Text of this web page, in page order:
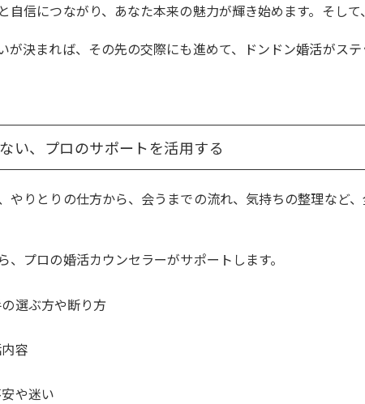
自信につながり、あなた本来の魅力が輝き始めます。そし
が決まれば、その先の交際にも進めて、ドンドン婚活がス
い、プロのサポートを活用する
やりとりの仕方から、会うまでの流れ、気持ちの整理など
、プロの婚活カウンセラーがサポートします。
選ぶ方や断り方
容
や迷い